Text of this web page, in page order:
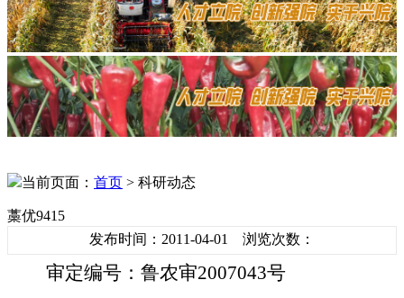
当前页面： 首页 > 科研动态
藁优9415
发布时间：2011-04-01 浏览次数：
审定编号：鲁农审2007043号